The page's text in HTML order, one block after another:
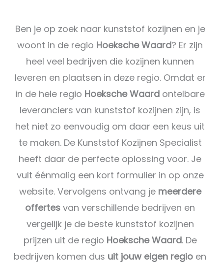
Ben je op zoek naar kunststof kozijnen en je
woont in de regio Hoeksche Waard? Er zijn
heel veel bedrijven die kozijnen kunnen
leveren en plaatsen in deze regio. Omdat er
in de hele regio Hoeksche Waard ontelbare
leveranciers van kunststof kozijnen zijn, is
het niet zo eenvoudig om daar een keus uit
te maken. De Kunststof Kozijnen Specialist
heeft daar de perfecte oplossing voor. Je
vult éénmalig een kort formulier in op onze
website. Vervolgens ontvang je meerdere
offertes van verschillende bedrijven en
vergelijk je de beste kunststof kozijnen
prijzen uit de regio Hoeksche Waard. De
bedrijven komen dus uit jouw eigen regio en